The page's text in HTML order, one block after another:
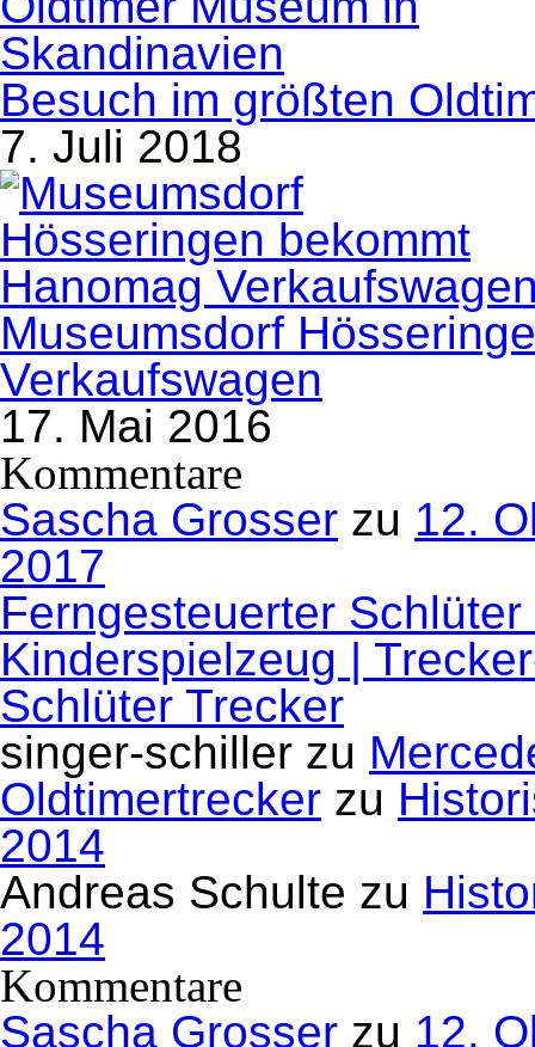
Besuch im größten
7. Juli 2018
Museumsdorf
Verkaufswagen
17. Mai 2016
Kommentare
Sascha Grosser zu 12.
2017
Ferngesteuerter
Kinderspielzeug |
Schlüter Trecker
singer-schiller zu
Oldtimertrecker zu
2014
Andreas Schulte zu
2014
Kommentare
Sascha Grosser zu 12.